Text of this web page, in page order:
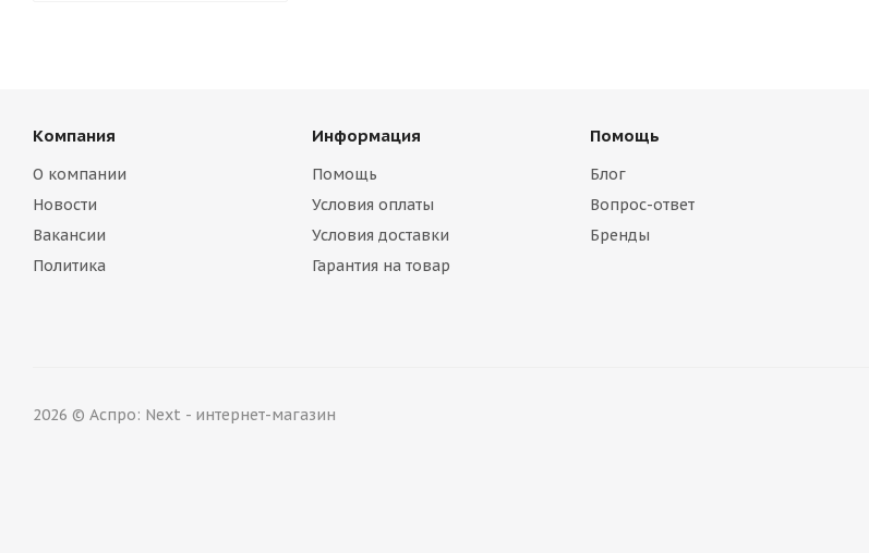
Компания
О компании
Новости
Вакансии
Политика
Информация
Помощь
Условия оплаты
Условия доставки
Гарантия на товар
Помощь
Блог
Вопрос-ответ
Бренды
2026 © Аспро: Next - интернет-магазин